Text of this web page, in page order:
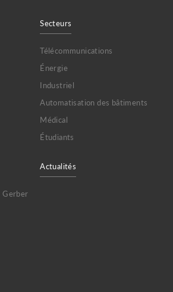
Secteurs
Télécommunications
Énergie
Industriel
Automatisation des bâtiments
Médical
Étudiants
Gerber
Actualités